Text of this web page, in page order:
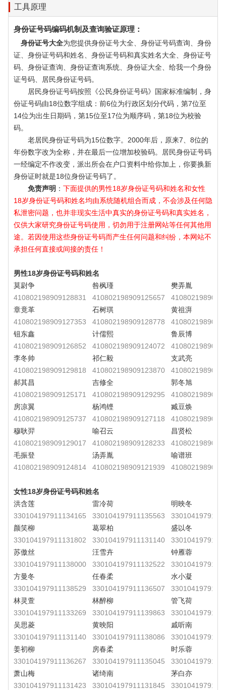
工具原理
身份证号码编码机制及查询验证原理：
身份证号大全为您提供身份证号大全、身份证号码查询、身份
证、身份证号码和姓名、身份证号码和真实姓名大全、身份证号
码、身份证查询、身份证查询系统、身份证大全、给我一个身份
证号码、居民身份证号码。
居民身份证号码按照《公民身份证号码》国家标准编制，身
份证号码由18位数字组成：前6位为行政区划分代码，第7位至
14位为出生日期码，第15位至17位为顺序码，第18位为校验
码。
老居民身份证号码为15位数字。2000年后，原来7、8位的
年份数字改为全称，并在最后一位增加校验码。居民身份证号码
一经编定不作改变，派出所会在户口资料中给你加上，你要换新
身份证时就是18位身份证号码了。
免责声明 ： 下面提供的男性18岁身份证号码和姓名和女性
18岁身份证号码和姓名均由系统随机组合而成，不会涉及任何隐
私泄密问题，也并非现实生活中真实的身份证号码和真实姓名，
仅供大家研究身份证号码使用，切勿用于注册网站等任何其他用
途。若因使用这些身份证号码而产生任何问题和纠纷，本网站不
承担任何直接或间接的责任！
男性18岁身份证号码和姓名
莫尉争
410802198909128831
咎枫瑾
410802198909125657
樊弄胤
章竟革
410802198909127353
石树琪
410802198909128778
黄祖湃
钮东鑫
410802198909126852
计儒熙
410802198909124072
鲁辰博
李冬帅
410802198909129818
祁仁毅
410802198909123870
支武亮
郝其昌
410802198909125171
吉修全
410802198909129295
郭冬旭
房凉翼
410802198909125737
杨鸿铿
410802198909127118
臧豆焕
穆耿羿
410802198909129017
喻召云
410802198909128233
昌贤松
毛振登
410802198909124814
汤弄胤
410802198909121939
喻谱班
女性18岁身份证号码和姓名
洪含莲
330104197911134165
雷冷荷
330104197911135563
明映冬
颜笑柳
330104197911131802
葛翠柏
330104197911131140
盛以冬
苏傲丝
330104197911138000
汪雪卉
330104197911132522
钟雁蓉
方曼冬
330104197911138529
任春柔
330104197911136507
水小凝
林灵萱
330104197911133269
林醉柳
330104197911139863
管飞荷
吴思菱
330104197911131140
黄映阳
330104197911138086
戚听南
姜初柳
330104197911136267
房春柔
330104197911135045
时乐蓉
萧山梅
330104197911131423
诸绮南
330104197911131845
茅白亦